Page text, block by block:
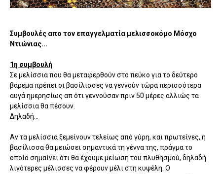
Συμβουλές απο τον επαγγελματία μελισσοκόμο Μόσχο
Ντιώνιας...
1η συμβουλή
Σε μελίσσια που θα μεταφερθούν στο πεύκο για το δεύτερο
βάρεμα πρέπει οι βασίλισσες να γεννούν τώρα περισσότερα
αυγά ημερησίως απ ότι γεννούσαν πριν 50 μέρες αλλιώς τα
μελίσσια θα πέσουν.
Δηλαδή...
Αν τα μελίσσια ξεμείνουν τελείως από γύρη, και πρωτείνες, η
βασίλισσα θα μειώσει σημαντικά τη γέννα της, πράγμα το
οποίο σημαίνει ότι θα έχουμε μείωση του πλυθησμού, δηλαδή
λιγότερες μέλισσες να φέρουν μέλι στη κυψέλη. Ο